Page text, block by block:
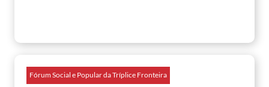
Fórum Social e Popular da Tríplice Fronteira